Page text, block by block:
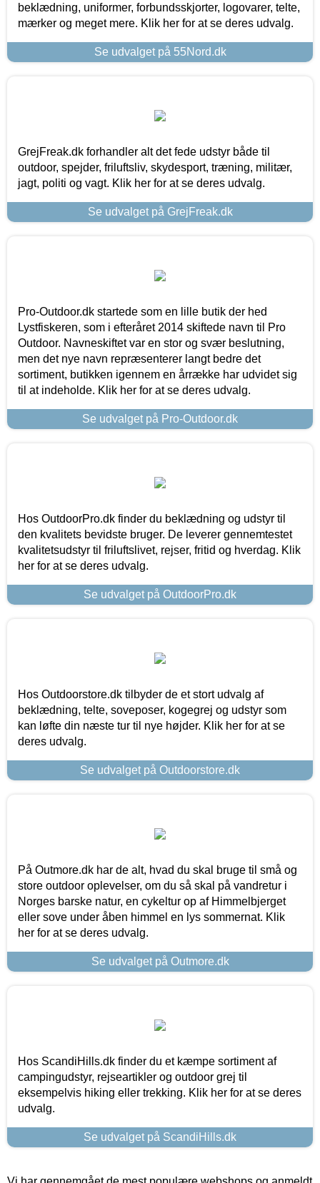
beklædning, uniformer, forbundsskjorter, logovarer, telte,
mærker og meget mere. Klik her for at se deres udvalg.
Se udvalget på 55Nord.dk
GrejFreak.dk forhandler alt det fede udstyr både til
outdoor, spejder, friluftsliv, skydesport, træning, militær,
jagt, politi og vagt. Klik her for at se deres udvalg.
Se udvalget på GrejFreak.dk
Pro-Outdoor.dk startede som en lille butik der hed
Lystfiskeren, som i efteråret 2014 skiftede navn til Pro
Outdoor. Navneskiftet var en stor og svær beslutning,
men det nye navn repræsenterer langt bedre det
sortiment, butikken igennem en årrække har udvidet sig
til at indeholde. Klik her for at se deres udvalg.
Se udvalget på Pro-Outdoor.dk
Hos OutdoorPro.dk finder du beklædning og udstyr til
den kvalitets bevidste bruger. De leverer gennemtestet
kvalitetsudstyr til friluftslivet, rejser, fritid og hverdag. Klik
her for at se deres udvalg.
Se udvalget på OutdoorPro.dk
Hos Outdoorstore.dk tilbyder de et stort udvalg af
beklædning, telte, soveposer, kogegrej og udstyr som
kan løfte din næste tur til nye højder. Klik her for at se
deres udvalg.
Se udvalget på Outdoorstore.dk
På Outmore.dk har de alt, hvad du skal bruge til små og
store outdoor oplevelser, om du så skal på vandretur i
Norges barske natur, en cykeltur op af Himmelbjerget
eller sove under åben himmel en lys sommernat. Klik
her for at se deres udvalg.
Se udvalget på Outmore.dk
Hos ScandiHills.dk finder du et kæmpe sortiment af
campingudstyr, rejseartikler og outdoor grej til
eksempelvis hiking eller trekking. Klik her for at se deres
udvalg.
Se udvalget på ScandiHills.dk